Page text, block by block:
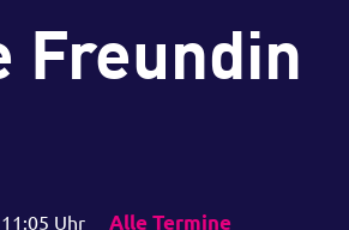
Freundin
Uhr Alle Termine